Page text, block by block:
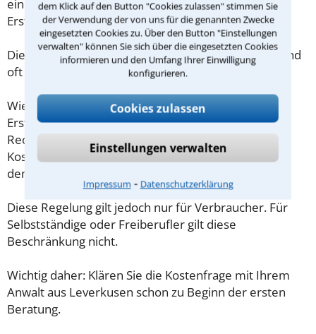
dem Klick auf den Button "Cookies zulassen" stimmen Sie
der Verwendung der von uns für die genannten Zwecke
eingesetzten Cookies zu. Über den Button "Einstellungen
verwalten" können Sie sich über die eingesetzten Cookies
informieren und den Umfang Ihrer Einwilligung
konfigurieren.
Cookies zulassen
Einstellungen verwalten
Impressum ⁃ Datenschutzerklärung
eine Checkliste zur Verfügung, mit der Sie das
Erstgespräch ausreichend vorbereiten können.
Die Kosten eines Anwalts für Mord in Leverkusen sind
oft geringer als gedacht!
Wieviel ein Rechtsanwalt in Leverkusen für eine
Erstberatung verlangen darf, ist in §34 des
Rechtsanwaltsvergütungsgesetz (RVG) geregelt. Die
Kosten für das erste Beratungsgespräch betragen
demnach maximal 190,00 € zzgl. MwSt.
Diese Regelung gilt jedoch nur für Verbraucher. Für
Selbstständige oder Freiberufler gilt diese
Beschränkung nicht.
Wichtig daher: Klären Sie die Kostenfrage mit Ihrem
Anwalt aus Leverkusen schon zu Beginn der ersten
Beratung.